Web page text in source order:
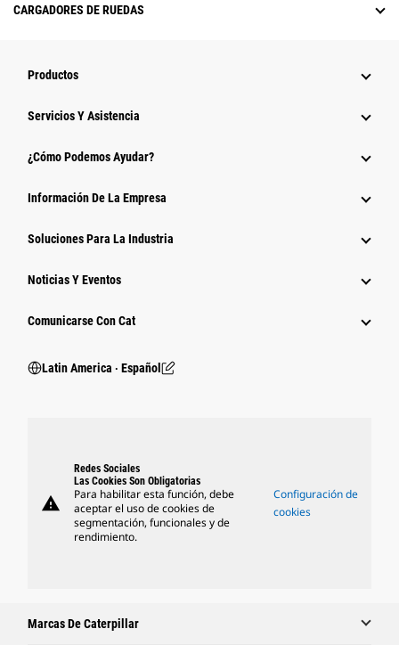
CARGADORES DE RUEDAS
Productos
Servicios Y Asistencia
¿Cómo Podemos Ayudar?
Información De La Empresa
Soluciones Para La Industria
Noticias Y Eventos
Comunicarse Con Cat
Latin America ‧ Español
warning
Redes Sociales
Las Cookies Son Obligatorias
Para habilitar esta función, debe
aceptar el uso de cookies de
segmentación, funcionales y de
rendimiento.
Configuración de
cookies
Marcas De Caterpillar